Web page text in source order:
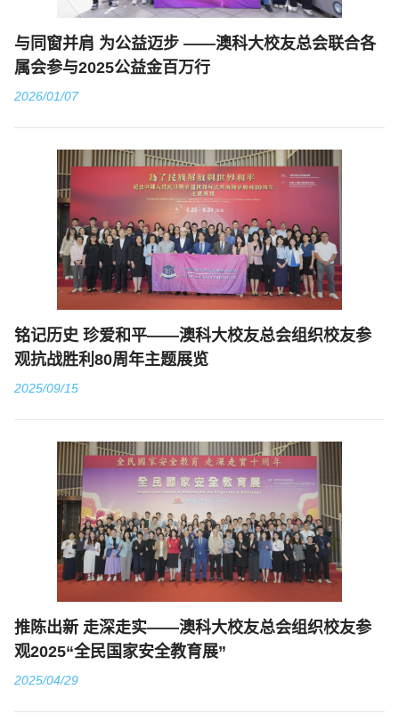
与同窗并肩 为公益迈步 ——澳科大校友总会联合各
属会参与2025公益金百万行
2026/01/07
铭记历史 珍爱和平——澳科大校友总会组织校友参
观抗战胜利80周年主题展览
2025/09/15
推陈出新 走深走实——澳科大校友总会组织校友参
观2025“全民国家安全教育展”
2025/04/29